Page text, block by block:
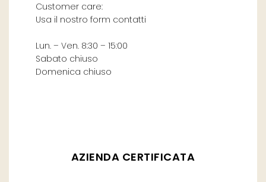
Customer care:
Usa il nostro form contatti
Lun. – Ven. 8:30 – 15:00
Sabato chiuso
Domenica chiuso
AZIENDA CERTIFICATA